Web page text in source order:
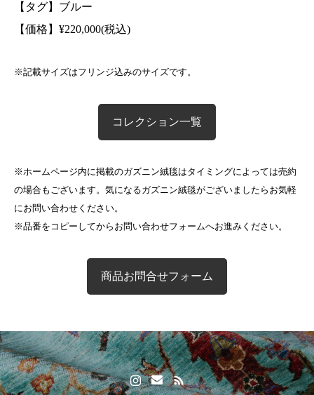
【タグ】ブルー
【価格】 ¥220,000(税込)
※記載サイズはフリンジ込みのサイズです。
コレクション一覧
※ホームページ内に掲載のガズニン絨毯はタイミングによっては売約
の場合もございます。気になるガズニン絨毯がございましたらお気軽
にお問い合わせください。
※品番をコピーしてからお問い合わせフォームへお進みください。
商品お問合せフォーム